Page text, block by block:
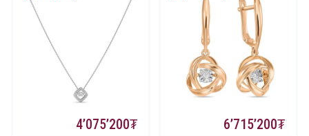
4’075’200 6’715’200